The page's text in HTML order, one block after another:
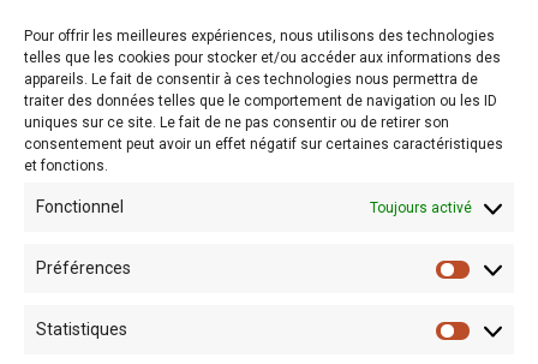
Pour offrir les meilleures expériences, nous utilisons des technologies
telles que les cookies pour stocker et/ou accéder aux informations des
appareils. Le fait de consentir à ces technologies nous permettra de
traiter des données telles que le comportement de navigation ou les ID
uniques sur ce site. Le fait de ne pas consentir ou de retirer son
consentement peut avoir un effet négatif sur certaines caractéristiques
et fonctions.
Fonctionnel Toujours activé
Préférences
Statistiques